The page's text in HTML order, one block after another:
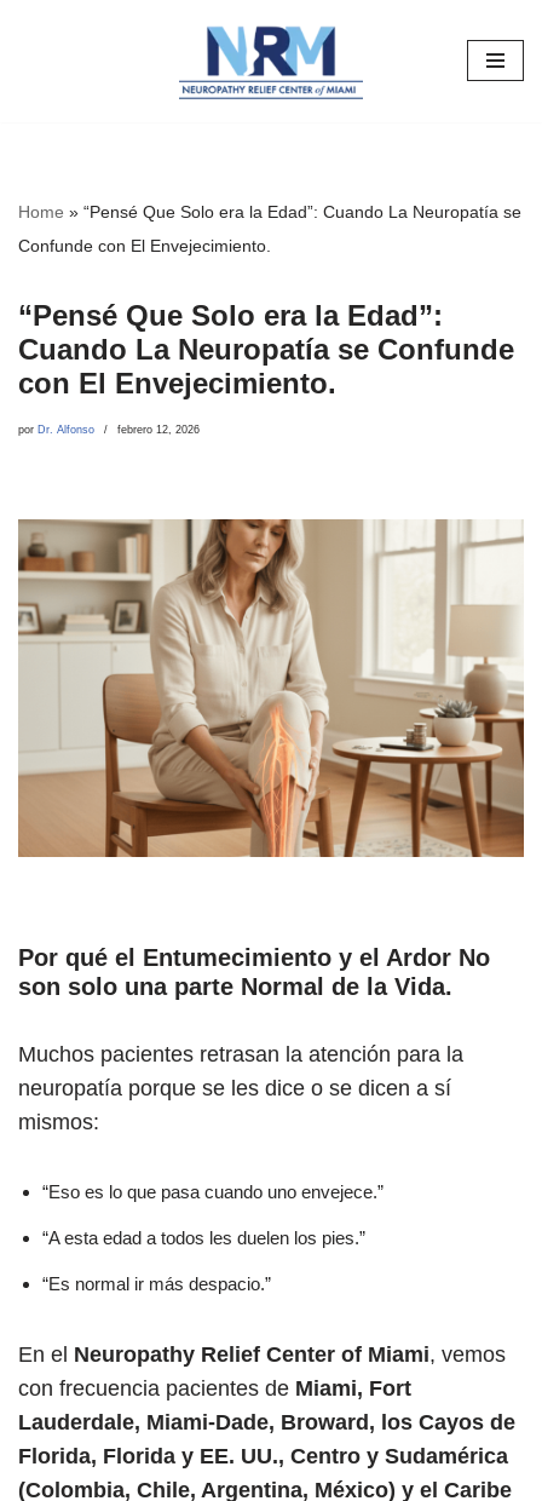
Home » “Pensé Que Solo era la Edad”: Cuando La Neuropatía se
Confunde con El Envejecimiento.
“Pensé Que Solo era la Edad”:
Cuando La Neuropatía se Confunde
con El Envejecimiento.
por Dr. Alfonso febrero 12, 2026
Por qué el Entumecimiento y el Ardor No
son solo una parte Normal de la Vida.
Muchos pacientes retrasan la atención para la
neuropatía porque se les dice o se dicen a sí
mismos:
“Eso es lo que pasa cuando uno envejece.”
“A esta edad a todos les duelen los pies.”
“Es normal ir más despacio.”
En el Neuropathy Relief Center of Miami, vemos
con frecuencia pacientes de Miami, Fort
Lauderdale, Miami-Dade, Broward, los Cayos de
Florida, Florida y EE. UU., Centro y Sudamérica
(Colombia, Chile, Argentina, México) y el Caribe